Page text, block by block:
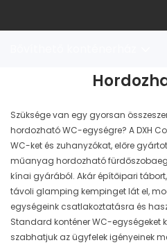
Szüksége van egy gyorsan
hordozható WC-egységre? A DXH
WC-ket és zuhanyzókat, előre
műanyag hordozható
kínai gyárából. Akár építőipari
távoli glamping kempinget lát el,
egységeink csatlakoztatásra és
Standard konténer WC-egységeket
szabhatjuk az ügyfelek igényeinek